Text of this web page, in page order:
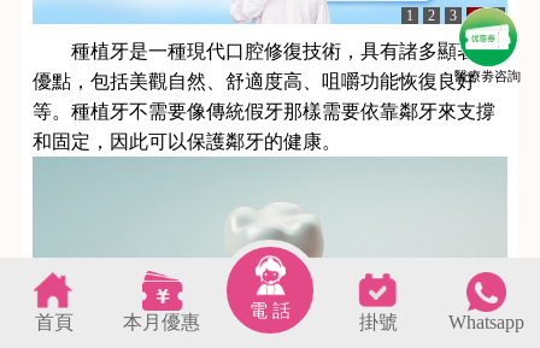
醫療劵咨詢
1 2 3 4 5
種植牙是一種現代口腔修復技術，具有諸多顯著的
優點，包括美觀自然、舒適度高、咀嚼功能恢復良好
等。種植牙不需要像傳統假牙那樣需要依靠鄰牙來支撐
和固定，因此可以保護鄰牙的健康。
首頁 本月優惠
電 話
掛號 Whatsapp